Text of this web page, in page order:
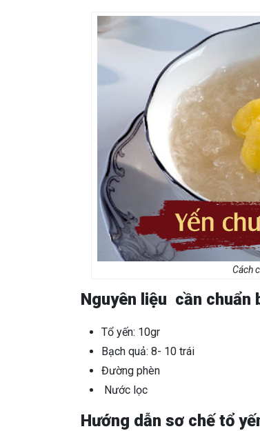
Cách
Nguyên liệu cần chuẩn
Tổ yến: 10gr
Bạch quả: 8- 10 trái
Đường phèn
Nước lọc
Hướng dẫn sơ chế tổ